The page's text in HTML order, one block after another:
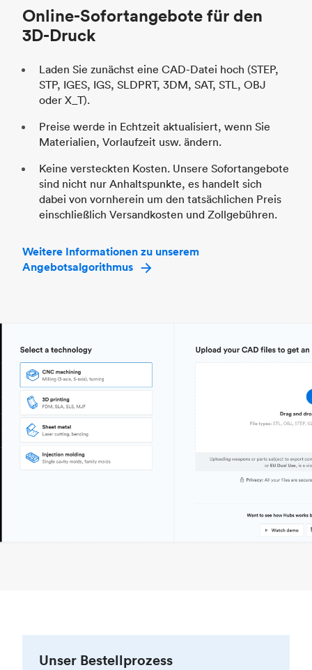
Online-Sofortangebote für den
3D-Druck
Laden Sie zunächst eine CAD-Datei hoch (STEP,
STP, IGES, IGS, SLDPRT, 3DM, SAT, STL, OBJ
oder X_T).
Preise werde in Echtzeit aktualisiert, wenn Sie
Materialien, Vorlaufzeit usw. ändern.
Keine versteckten Kosten. Unsere Sofortangebote
sind nicht nur Anhaltspunkte, es handelt sich
dabei von vornherein um den tatsächlichen Preis
einschließlich Versandkosten und Zollgebühren.
Weitere Informationen zu unserem
Angebotsalgorithmus
Unser Bestellprozess